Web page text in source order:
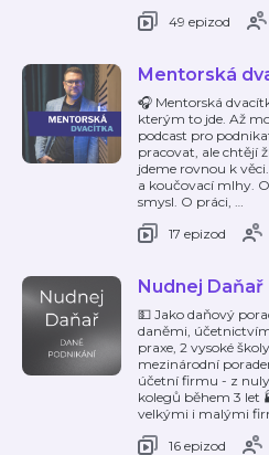
49 epizod
Mentorská
🎧 Mentorská
kterým to jde. Až
podcast pro
pracovat, ale chtějí
jdeme rovnou k
a koučovací mlhy.
smysl. O práci, …
17 epizod
Nudnej Daňař
💵 Jako daňový
daněmi,
praxe, 2 vysoké
mezinárodní
účetní firmu - z
kolegů během 3 let
velkými i malými
16 epizod